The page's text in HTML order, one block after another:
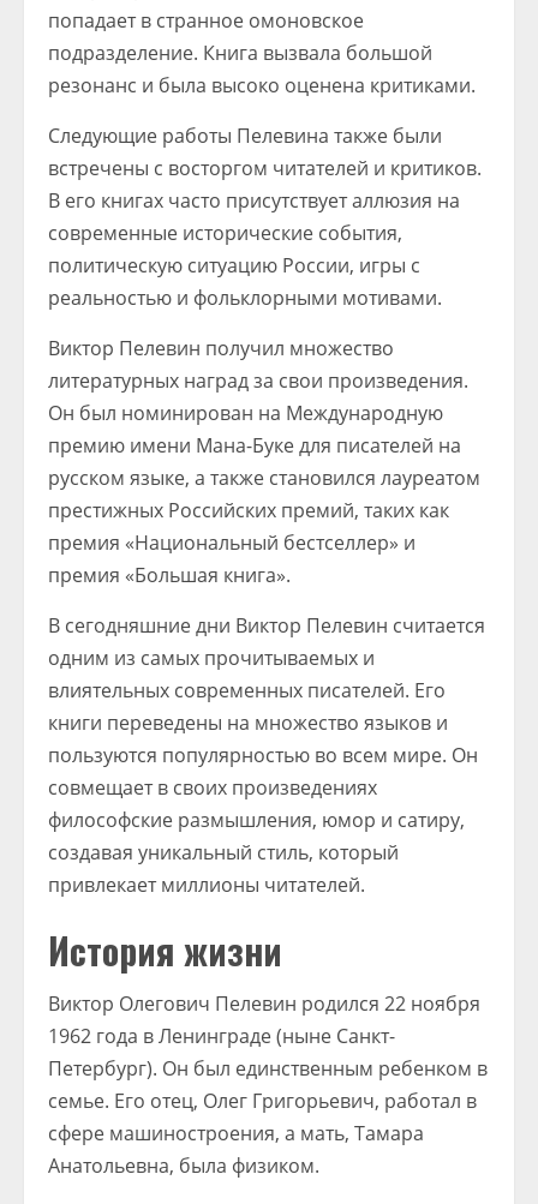
попадает в странное омоновское
подразделение. Книга вызвала большой
резонанс и была высоко оценена критиками.
Следующие работы Пелевина также были
встречены с восторгом читателей и критиков.
В его книгах часто присутствует аллюзия на
современные исторические события,
политическую ситуацию России, игры с
реальностью и фольклорными мотивами.
Виктор Пелевин получил множество
литературных наград за свои произведения.
Он был номинирован на Международную
премию имени Мана-Буке для писателей на
русском языке, а также становился лауреатом
престижных Российских премий, таких как
премия «Национальный бестселлер» и
премия «Большая книга».
В сегодняшние дни Виктор Пелевин считается
одним из самых прочитываемых и
влиятельных современных писателей. Его
книги переведены на множество языков и
пользуются популярностью во всем мире. Он
совмещает в своих произведениях
философские размышления, юмор и сатиру,
создавая уникальный стиль, который
привлекает миллионы читателей.
История жизни
Виктор Олегович Пелевин родился 22 ноября
1962 года в Ленинграде (ныне Санкт-
Петербург). Он был единственным ребенком в
семье. Его отец, Олег Григорьевич, работал в
сфере машиностроения, а мать, Тамара
Анатольевна, была физиком.